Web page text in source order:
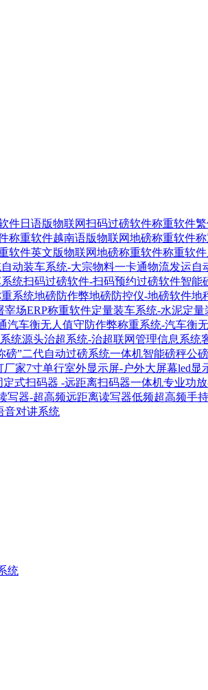
件日语版物联网扫码过磅软件称重软件
称重软件越南语版物联网地磅称重软件
软件英文版物联网地磅称重软件称重软
自动装车系统-大宗物料一卡通物流发运自
统扫码过磅软件-扫码预约过磅软件智能
系统地磅防作弊地磅防控仪-地磅软件地
宰场ERP称重软件定量装车系统-水泥定量
汽车衡无人值守防作弊称重系统-汽车衡
统源头治超系统-治超联网管理信息系统
磅”二代自动过磅系统一体机智能磅秤公
厂家7寸单行室外显示屏-户外大屏幕led显
式扫码器 -远距离扫码器一体机专业功
写器-超高频远距离读写器低频超高频手
音对讲系统
统